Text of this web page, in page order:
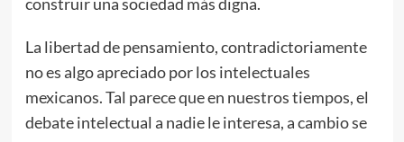
La libertad de pensamiento, contradictoriamente
no es algo apreciado por los intelectuales
mexicanos. Tal parece que en nuestros tiempos, el
debate intelectual a nadie le interesa, a cambio se